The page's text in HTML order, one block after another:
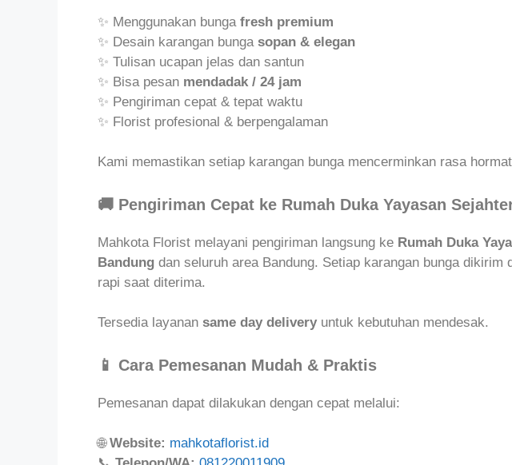
✨ Menggunakan bunga fresh premium
✨ Desain karangan bunga sopan & elegan
✨ Tulisan ucapan jelas dan santun
✨ Bisa pesan mendadak / 24 jam
✨ Pengiriman cepat & tepat waktu
✨ Florist profesional & berpengalaman
Kami memastikan setiap karangan bunga mencerminkan rasa
🚚 Pengiriman Cepat ke Rumah Duka Yayasan
Mahkota Florist melayani pengiriman langsung ke Rumah Duka
Bandung dan seluruh area Bandung. Setiap karangan bunga dikirim
rapi saat diterima.
Tersedia layanan same day delivery untuk kebutuhan mendesak.
📱 Cara Pemesanan Mudah & Praktis
Pemesanan dapat dilakukan dengan cepat melalui:
🌐Website: mahkotaflorist.id